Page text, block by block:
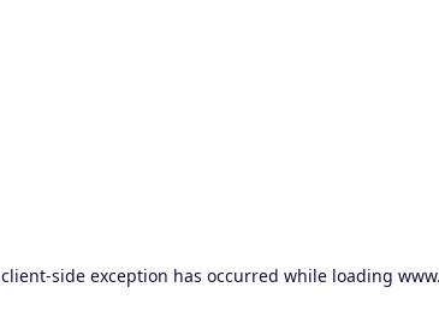
client-side exception has occurred while loading